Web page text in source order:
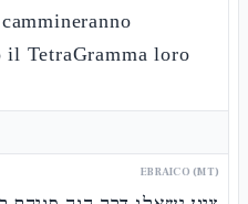
il TetraGramma loro
EBRAICO (MT)